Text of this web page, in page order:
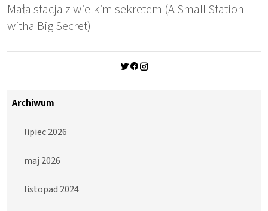
Mała stacja z wielkim sekretem (A Small Station
witha Big Secret)
Archiwum
lipiec 2026
maj 2026
listopad 2024